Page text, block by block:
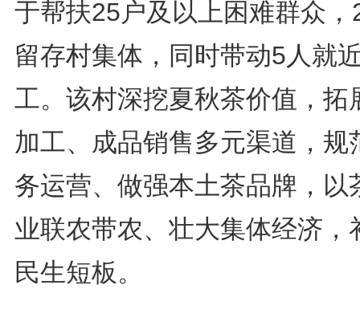
于帮扶25户及以上困难群众，
留存村集体，同时带动5人就
工。该村深挖夏秋茶价值，拓
加工、成品销售多元渠道，规
务运营、做强本土茶品牌，以
业联农带农、壮大集体经济，
民生短板。